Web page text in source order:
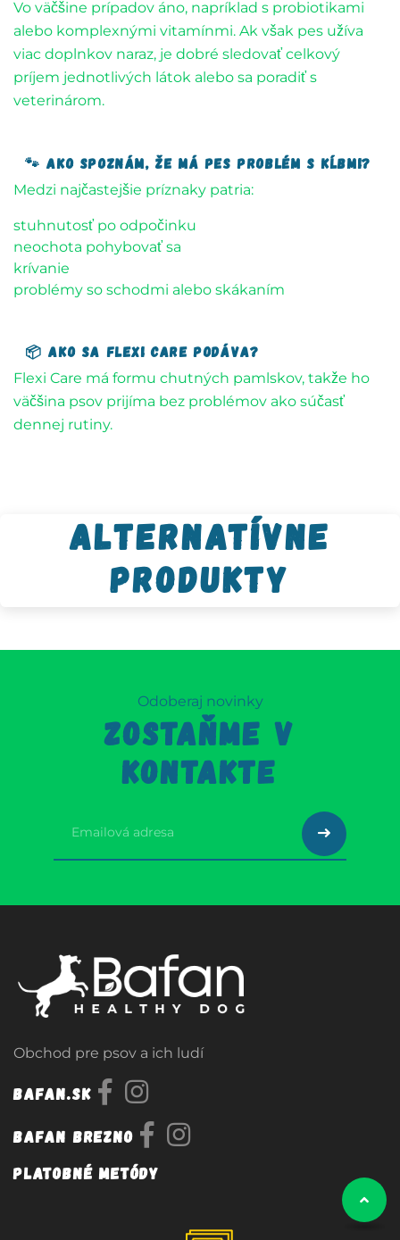
Vo väčšine prípadov áno, napríklad s probiotikami
alebo komplexnými vitamínmi. Ak však pes užíva
viac doplnkov naraz, je dobré sledovať celkový
príjem jednotlivých látok alebo sa poradiť s
veterinárom.
🐾 Ako spoznám, že má pes problém s kĺbmi?
Medzi najčastejšie príznaky patria:
stuhnutosť po odpočinku
neochota pohybovať sa
krívanie
problémy so schodmi alebo skákaním
📦 Ako sa Flexi Care podáva?
Flexi Care má formu chutných pamlskov, takže ho
väčšina psov prijíma bez problémov ako súčasť
dennej rutiny.
Alternatívne
produkty
Odoberaj novinky
ZOSTAŇME V
KONTAKTE
Obchod pre psov a ich ludí
Bafan.sk
Bafan Brezno
Platobné metódy